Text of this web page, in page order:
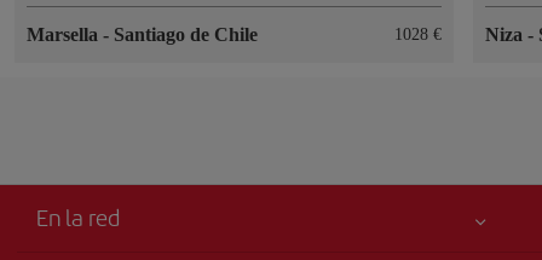
Marsella - Santiago de Chile 1028 € Niza-
En la red